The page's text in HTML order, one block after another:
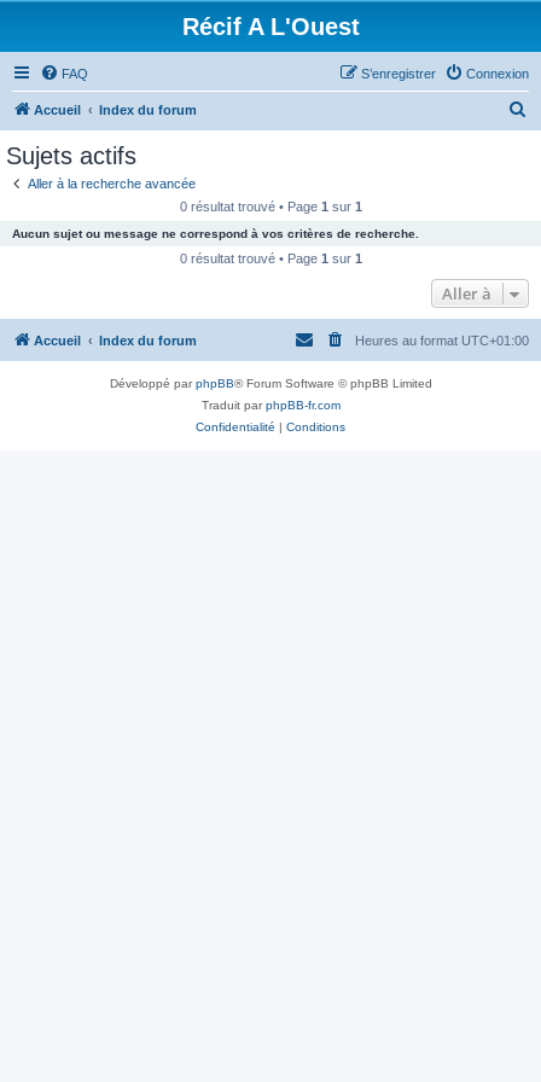
Récif A L'Ouest
FAQ Connexion
S’enregistrer
Accueil Index du forum
c
e
Sujets actifs
Aller à la recherche avancée
0 résultat trouvé • Page 1 sur 1
Aucun sujet ou message ne correspond à vos critères de recherche.
0 résultat trouvé • Page 1 sur 1
Aller à
Accueil Index du forum Heures au format UTC+01:00
Développé parphpBB® Forum Software © phpBB Limited
Traduit parphpBB-fr.com
Confidentialité | Conditions